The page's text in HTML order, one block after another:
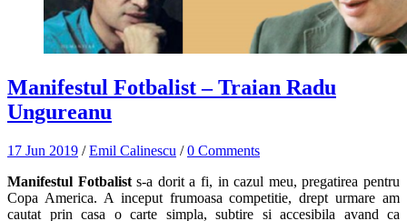
Manifestul Fotbalist – Traian Radu
Ungureanu
17 Jun 2019 /Emil Calinescu /0 Comments
Manifestul Fotbalists-a dorit a fi, in cazul meu, pregatirea pentru
Copa America. A inceput frumoasa competitie, drept urmare am
cautat prin casa o carte simpla, subtire si accesibila avand ca